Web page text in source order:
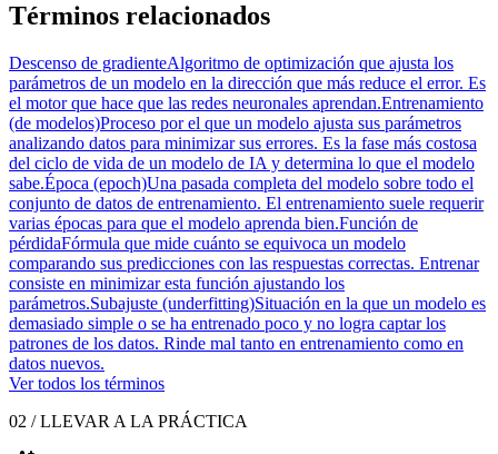
Términos relacionados
Descenso de gradienteAlgoritmo de optimización que ajusta los
parámetros de un modelo en la dirección que más reduce el error. Es
el motor que hace que las redes neuronales aprendan.Entrenamiento
(de modelos)Proceso por el que un modelo ajusta sus parámetros
analizando datos para minimizar sus errores. Es la fase más costosa
del ciclo de vida de un modelo de IA y determina lo que el modelo
sabe.Época (epoch)Una pasada completa del modelo sobre todo el
conjunto de datos de entrenamiento. El entrenamiento suele requerir
varias épocas para que el modelo aprenda bien.Función de
pérdidaFórmula que mide cuánto se equivoca un modelo
comparando sus predicciones con las respuestas correctas. Entrenar
consiste en minimizar esta función ajustando los
parámetros.Subajuste (underfitting)Situación en la que un modelo es
demasiado simple o se ha entrenado poco y no logra captar los
patrones de los datos. Rinde mal tanto en entrenamiento como en
datos nuevos.
Ver todos los términos
02 / LLEVAR A LA PRÁCTICA